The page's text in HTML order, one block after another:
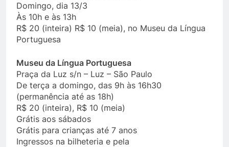
Domingo, dia 13/3
Às 10h e às 13h
R$ 20 (inteira) R$ 10 (meia), no Museu da Língua
Portuguesa
Museu da Língua Portuguesa
Praça da Luz s/n – Luz – São Paulo
De terça a domingo, das 9h às 16h30
(permanência até as 18h)
R$ 20 (inteira), R$ 10 (meia)
Grátis aos sábados
Grátis para crianças até 7 anos
Ingressos na bilheteria e pela